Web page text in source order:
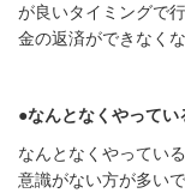
が良いタイミングで
金の返済ができなく
●なんとなくやってい
なんとなくやってい
意識がない方が多い